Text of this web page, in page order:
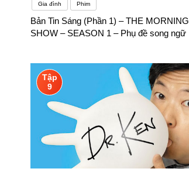
Gia đình Phim
Bản Tin Sáng (Phần 1) – THE MORNING
SHOW – SEASON 1 – Phụ đề song ngữ
Tập
9